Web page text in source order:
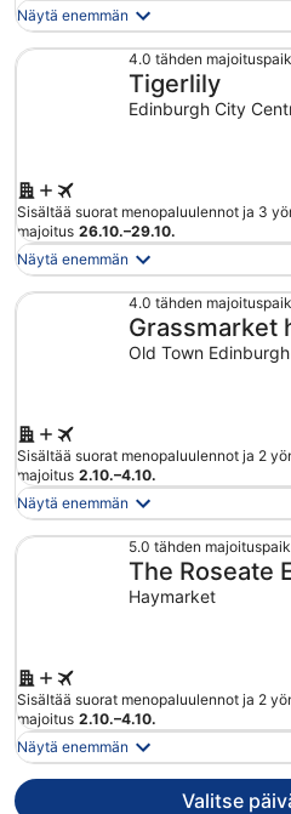
Näytä enemmän
4.0 tähden
Tigerlily
Edinburgh City
Sisältää suorat menopaluulennot ja 3
majoitus 26.10.–29.10.
Näytä enemmän
4.0 tähden
Grassmarket
Old Town Edinburgh
Sisältää suorat menopaluulennot ja 2
majoitus 2.10.–4.10.
Näytä enemmän
5.0 tähden
The Roseate
Haymarket
Sisältää suorat menopaluulennot ja 2
majoitus 2.10.–4.10.
Näytä enemmän
Valitse